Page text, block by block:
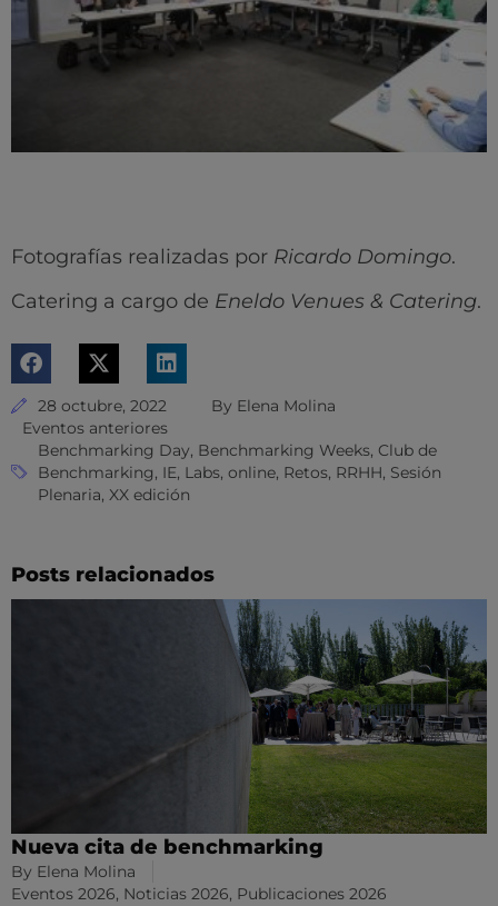
Fotografías realizadas por Ricardo Domingo.
Catering a cargo de Eneldo Venues & Catering.
28 octubre, 2022 By Elena Molina
Eventos anteriores
Benchmarking Day, Benchmarking Weeks, Club de
Benchmarking, IE, Labs, online, Retos, RRHH, Sesión
Plenaria, XX edición
Posts relacionados
Nueva cita de benchmarking
By Elena Molina
Eventos 2026, Noticias 2026, Publicaciones 2026